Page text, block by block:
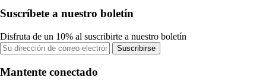
Suscríbete a nuestro boletín
Disfruta de un 10% al suscribirte a nuestro boletín
Suscribirse
Mantente conectado